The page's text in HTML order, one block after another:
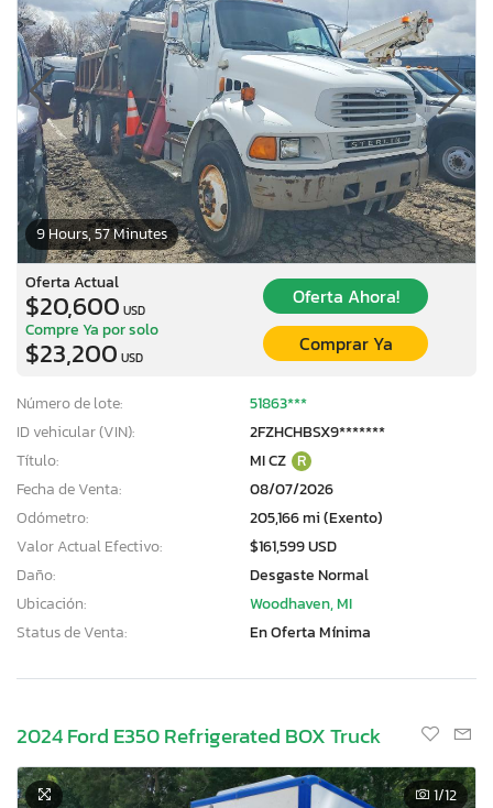
9 Hours, 57 Minutes
Oferta Actual
$20,600 USD
Oferta Ahora!
Compre Ya por solo
$23,200 USD
Comprar Ya
Número de lote:
51863***
ID vehicular (VIN):
2FZHCHBSX9*******
Título:
MI CZ R
Fecha de Venta:
08/07/2026
Odómetro:
205,166 mi (Exento)
Valor Actual Efectivo:
$161,599 USD
Daño:
Desgaste Normal
Ubicación:
Woodhaven, MI
Status de Venta:
En Oferta Mínima
2024 Ford E350 Refrigerated BOX Truck
1/12